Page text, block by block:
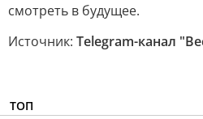
смотреть в будущее.
Источник: Telegram-канал
ТОП